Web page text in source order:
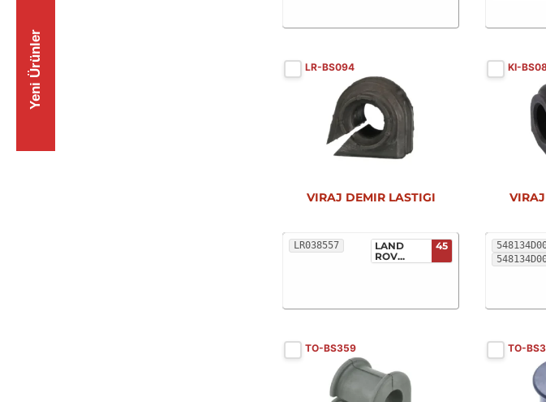
DAIMLER
DODGE
DS
LR-BS094
LR038557
LAND
ROV...
45
VIRAJ DEMIR LASTIGI
KI-
TO-BS359 TO-
Yeni Ürünler